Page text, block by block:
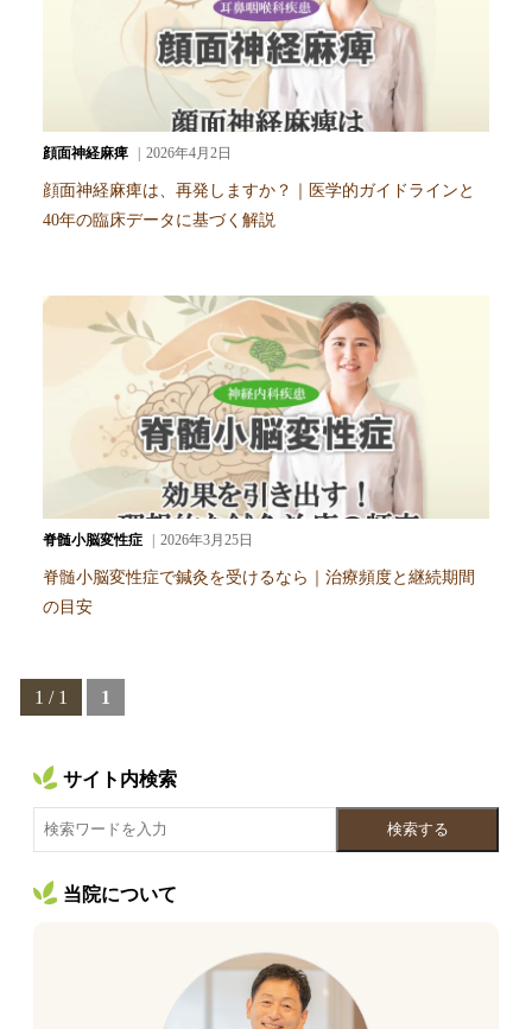
顔面神経麻痺 2026年4月2日
顔面神経麻痺は、再発しますか？｜医学的ガイドラインと
40年の臨床データに基づく解説
脊髄小脳変性症 2026年3月25日
脊髄小脳変性症で鍼灸を受けるなら｜治療頻度と継続期間
の目安
1 / 1 1
サイト内検索
検索する
当院について